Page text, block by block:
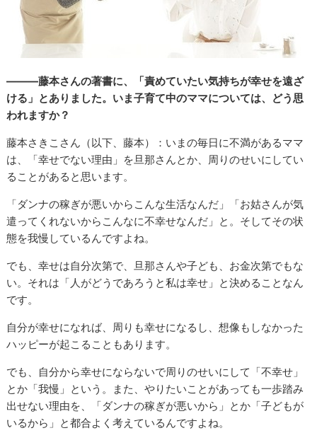
―――藤本さんの著書に、「責めていたい気持ちが幸せを遠ざ
ける」とありました。いま子育て中のママについては、どう思
われますか？
藤本さきこさん（以下、藤本）：いまの毎日に不満があるママ
は、「幸せでない理由」を旦那さんとか、周りのせいにしてい
ることがあると思います。
「ダンナの稼ぎが悪いからこんな生活なんだ」「お姑さんが気
遣ってくれないからこんなに不幸せなんだ」と。そしてその状
態を我慢しているんですよね。
でも、幸せは自分次第で、旦那さんや子ども、お金次第でもな
い。それは「人がどうであろうと私は幸せ」と決めることなん
です。
自分が幸せになれば、周りも幸せになるし、想像もしなかった
ハッピーが起こることもあります。
でも、自分から幸せにならないで周りのせいにして「不幸せ」
とか「我慢」という。また、やりたいことがあっても一歩踏み
出せない理由を、「ダンナの稼ぎが悪いから」とか「子どもが
いるから」と都合よく考えているんですよね。